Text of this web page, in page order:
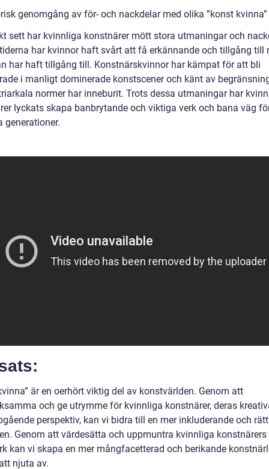
genomgång av för- och nackdelar med olika ”konst kvinna”
sett har kvinnliga konstnärer mött stora utmaningar och
har kvinnor haft svårt att få erkännande och tillgång till
har haft tillgång till. Konstnärskvinnor har kämpat för att bli
i manligt dominerade konstscener och känt av
normer har inneburit. Trots dessa utmaningar har
lyckats skapa banbrytande och viktiga verk och bana väg
generationer.
är en oerhört viktig del av konstvärlden. Genom att
och ge utrymme för kvinnliga konstnärer, deras
perspektiv, kan vi bidra till en mer inkluderande och
Genom att värdesätta och uppmuntra kvinnliga konstnärers
kan vi skapa en mer mångfacetterad och berikande
njuta av.